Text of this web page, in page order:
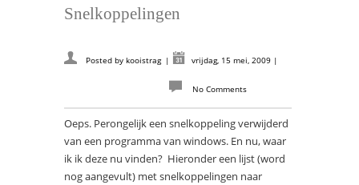
Snelkoppelingen
Posted by kooistrag | vrijdag, 15 mei, 2009 |
No Comments
Oeps. Perongelijk een snelkoppeling verwijderd
van een programma van windows. En nu, waar
ik ik deze nu vinden? Hieronder een lijst (word
nog aangevult) met snelkoppelingen naar